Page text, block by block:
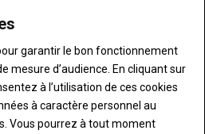
votre mot de passe
connecte
garantir le bon fonctionnement
mesure d’audience. En cliquant sur
à l’utilisation de ces cookies
à caractère personnel au
Vous pourrez à tout moment